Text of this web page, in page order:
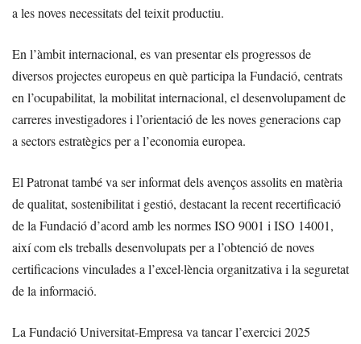
a les noves necessitats del teixit productiu.
En l’àmbit internacional, es van presentar els progressos de
diversos projectes europeus en què participa la Fundació, centrats
en l’ocupabilitat, la mobilitat internacional, el desenvolupament de
carreres investigadores i l’orientació de les noves generacions cap
a sectors estratègics per a l’economia europea.
El Patronat també va ser informat dels avenços assolits en matèria
de qualitat, sostenibilitat i gestió, destacant la recent recertificació
de la Fundació d’acord amb les normes ISO 9001 i ISO 14001,
així com els treballs desenvolupats per a l’obtenció de noves
certificacions vinculades a l’excel·lència organitzativa i la seguretat
de la informació.
La Fundació Universitat-Empresa va tancar l’exercici 2025